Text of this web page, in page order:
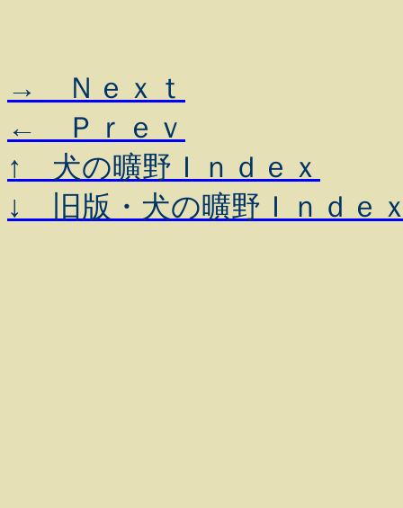
→ Ｎｅｘｔ
← Ｐｒｅｖ
↑ 犬の曠野Ｉｎｄｅｘ
↓ 旧版・犬の曠野Ｉｎｄｅ